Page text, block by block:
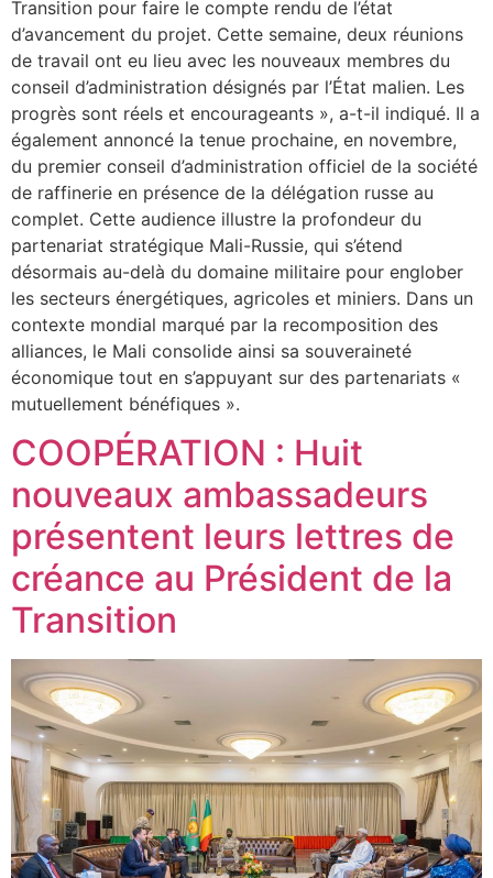
Transition pour faire le compte rendu de l’état
d’avancement du projet. Cette semaine, deux réunions
de travail ont eu lieu avec les nouveaux membres du
conseil d’administration désignés par l’État malien. Les
progrès sont réels et encourageants », a-t-il indiqué. Il a
également annoncé la tenue prochaine, en novembre,
du premier conseil d’administration officiel de la société
de raffinerie en présence de la délégation russe au
complet. Cette audience illustre la profondeur du
partenariat stratégique Mali-Russie, qui s’étend
désormais au-delà du domaine militaire pour englober
les secteurs énergétiques, agricoles et miniers. Dans un
contexte mondial marqué par la recomposition des
alliances, le Mali consolide ainsi sa souveraineté
économique tout en s’appuyant sur des partenariats «
mutuellement bénéfiques ».
COOPÉRATION : Huit
nouveaux ambassadeurs
présentent leurs lettres de
créance au Président de la
Transition